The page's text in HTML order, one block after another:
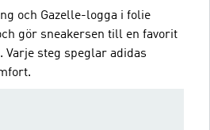
och Gazelle-logga i folie
gör sneakersen till en favorit
steg speglar adidas